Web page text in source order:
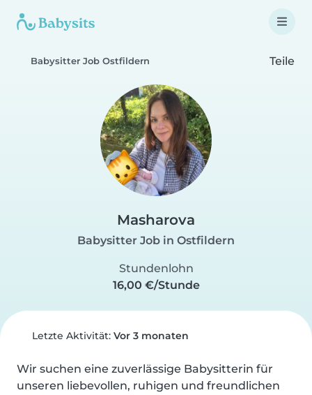
Babysitter Job Ostfildern Teile
Masharova
Babysitter Job in Ostfildern
Stundenlohn
16,00 €/Stunde
Letzte Aktivität: Vor 3 monaten
Wir suchen eine zuverlässige Babysitterin für
unseren liebevollen, ruhigen und freundlichen